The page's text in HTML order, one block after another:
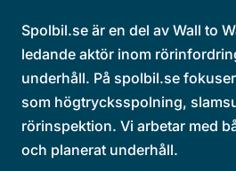
Spolbil.se är en del av Wall to
ledande aktör inom
underhåll. På spolbil.se
som högtrycksspolning,
rörinspektion. Vi arbetar med
och planerat underhåll.